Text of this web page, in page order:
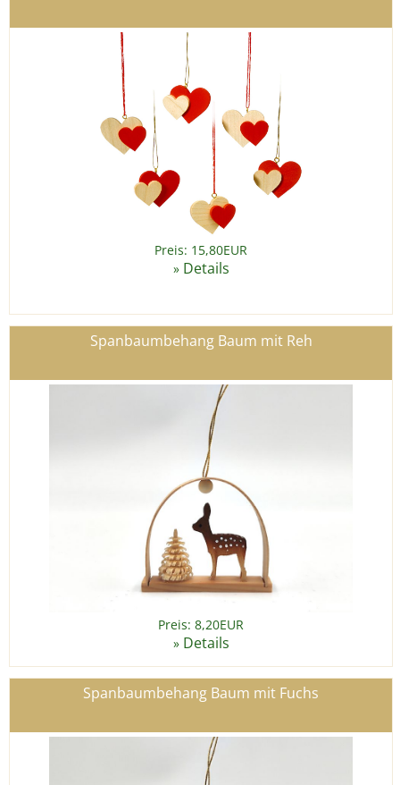
Preis: 15,80EUR
» Details
Spanbaumbehang Baum mit Reh
Preis: 8,20EUR
» Details
Spanbaumbehang Baum mit Fuchs